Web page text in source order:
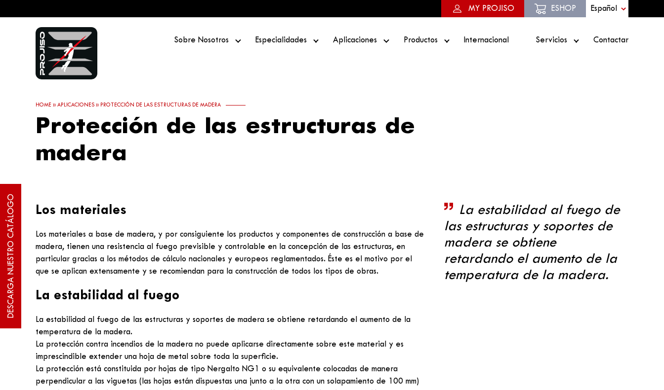
MY PROJISO ESHOP
Sobre Nosotros Especialidades Aplicaciones Productos Internacional Servicios Contactar
DESCARGA NUESTRO CATÁLOGO
HOME » APLICACIONES » PROTECCIÓN DE LAS ESTRUCTURAS DE MADERA
Protección de las estructuras de
madera
Los materiales
Los materiales a base de madera, y por consiguiente los productos y componentes de construcción a base de
madera, tienen una resistencia al fuego previsible y controlable en la concepción de las estructuras, en
particular gracias a los métodos de cálculo nacionales y europeos reglamentados. Éste es el motivo por el
que se aplican extensamente y se recomiendan para la construcción de todos los tipos de obras.
La estabilidad al fuego
La estabilidad al fuego de las estructuras y soportes de madera se obtiene retardando el aumento de la
temperatura de la madera.
La protección contra incendios de la madera no puede aplicarse directamente sobre este material y es
imprescindible extender una hoja de metal sobre toda la superficie.
La protección está constituida por hojas de tipo Nergalto NG1 o su equivalente colocadas de manera
perpendicular a las viguetas (las hojas están dispuestas una junto a la otra con un solapamiento de 100 mm)
La estabilidad al fuego de
las estructuras y soportes de
madera se obtiene
retardando el aumento de la
temperatura de la madera.